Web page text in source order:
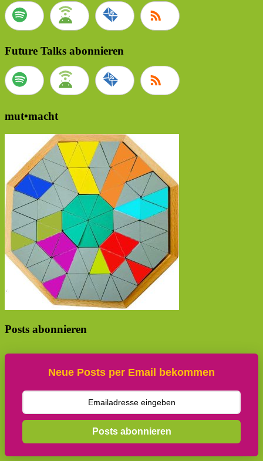
Future Talks abonnieren
mut•macht
Posts abonnieren
Neue Posts per Email bekommen
Posts abonnieren